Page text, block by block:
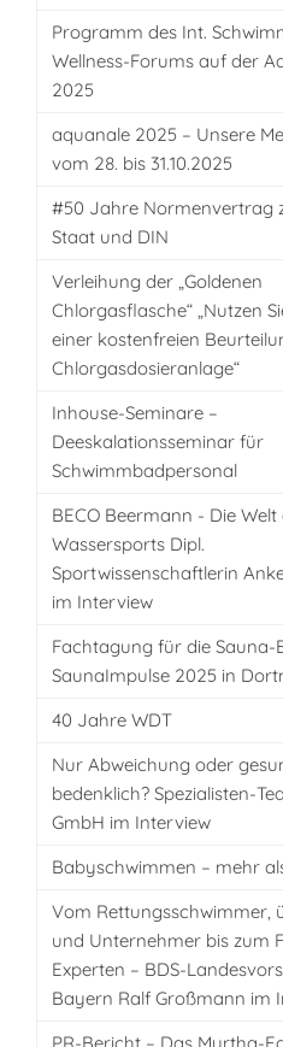
Programm des Int.
Wellness-Forums auf der
2025
aquanale 2025 – Unsere
vom 28. bis 31.10.2025
#50 Jahre Normenvertrag
Staat und DIN
Verleihung der „Goldenen
Chlorgasflasche“ „Nutzen
einer kostenfreien
Chlorgasdosieranlage“
Inhouse-Seminare –
Deeskalationsseminar für
Schwimmbadpersonal
BECO Beermann - Die Welt
Wassersports Dipl.
Sportwissenschaftlerin
im Interview
Fachtagung für die Sauna-
SaunaImpulse 2025 in
40 Jahre WDT
Nur Abweichung oder
bedenklich? Spezialisten-
GmbH im Interview
Babyschwimmen – mehr
Vom Rettungsschwimmer,
und Unternehmer bis zum
Experten – BDS-
Bayern Ralf Großmann im